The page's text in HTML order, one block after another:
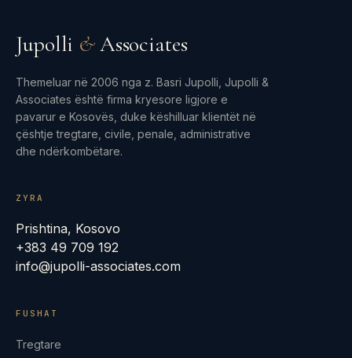
Jupolli &Associates
Themeluar në 2006 nga z. Basri Jupolli, Jupolli &
Associates është firma kryesore ligjore e
pavarur e Kosovës, duke këshilluar klientët në
çështje tregtare, civile, penale, administrative
dhe ndërkombëtare.
ZYRA
Prishtina, Kosovo
+383 49 709 192
info@jupolli-associates.com
FUSHAT
Tregtare